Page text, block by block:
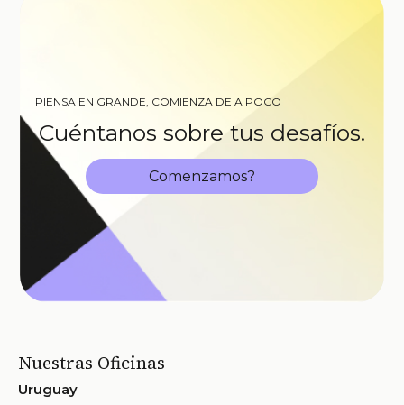
PIENSA EN GRANDE, COMIENZA DE A POCO
Cuéntanos sobre tus desafíos.
Comenzamos?
Nuestras Oficinas
Uruguay